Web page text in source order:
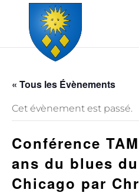
Skip to content
« Tous les Évènements
Cet évènement est passé.
Conférence
ans du blues
Chicago par